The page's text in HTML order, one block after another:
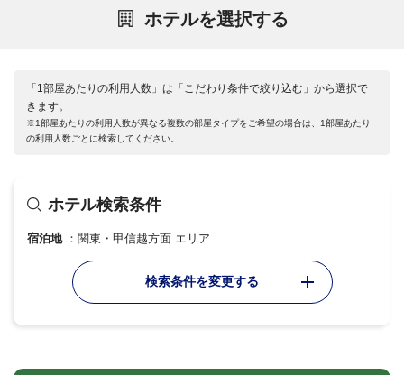
ホテルを選択する
「1部屋あたりの利用人数」は「こだわり条件で絞り込む」から選択で
きます。
※1部屋あたりの利用人数が異なる複数の部屋タイプをご希望の場合は、1部屋あたり
の利用人数ごとに検索してください。
ホテル検索条件
宿泊地 関東・甲信越方面 エリア
検索条件を変更する